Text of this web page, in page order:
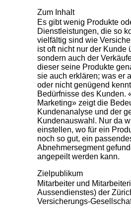
Zum Inhalt
Es gibt wenig Produkte
Dienstleistungen, die so
vielfältig sind wie
ist oft nicht nur der Kunde
sondern auch der
dieser seine Produkte
sie auch erklären; was er
oder nicht genügend
Bedürfnisse des Kunden.
Marketing» zeigt die
Kundenanalyse und der
Kundenauswahl. Nur da
einstellen, wo für ein
noch so gut, ein
Abnehmersegment
angepeilt werden kann.
Zielpublikum
Mitarbeiter und
Aussendienstes) der
Versicherungs-